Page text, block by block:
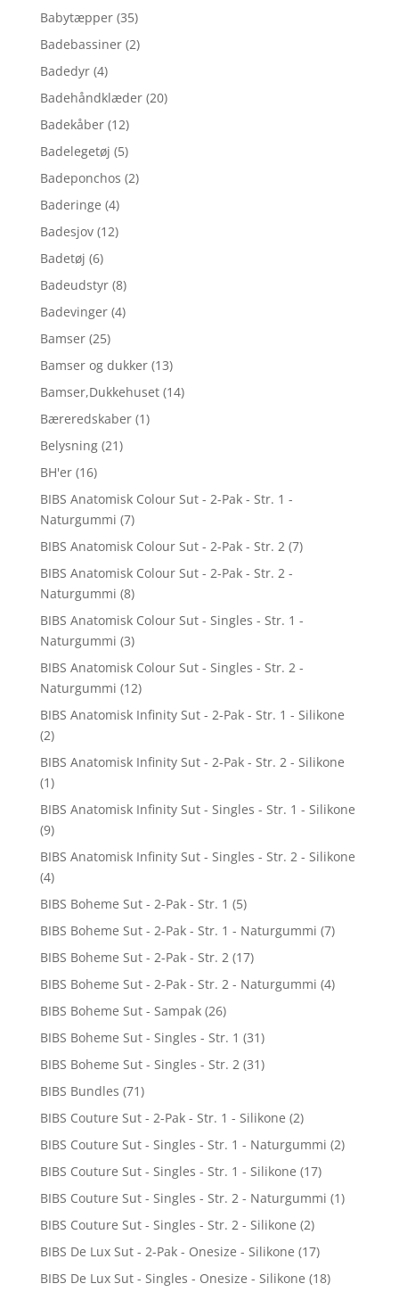
Babytæpper (35)
Badebassiner (2)
Badedyr (4)
Badehåndklæder (20)
Badekåber (12)
Badelegetøj (5)
Badeponchos (2)
Baderinge (4)
Badesjov (12)
Badetøj (6)
Badeudstyr (8)
Badevinger (4)
Bamser (25)
Bamser og dukker (13)
Bamser,Dukkehuset (14)
Bæreredskaber (1)
Belysning (21)
BH'er (16)
BIBS Anatomisk Colour Sut - 2-Pak - Str. 1 -
Naturgummi (7)
BIBS Anatomisk Colour Sut - 2-Pak - Str. 2 (7)
BIBS Anatomisk Colour Sut - 2-Pak - Str. 2 -
Naturgummi (8)
BIBS Anatomisk Colour Sut - Singles - Str. 1 -
Naturgummi (3)
BIBS Anatomisk Colour Sut - Singles - Str. 2 -
Naturgummi (12)
BIBS Anatomisk Infinity Sut - 2-Pak - Str. 1 - Silikone
(2)
BIBS Anatomisk Infinity Sut - 2-Pak - Str. 2 - Silikone
(1)
BIBS Anatomisk Infinity Sut - Singles - Str. 1 - Silikone
(9)
BIBS Anatomisk Infinity Sut - Singles - Str. 2 - Silikone
(4)
BIBS Boheme Sut - 2-Pak - Str. 1 (5)
BIBS Boheme Sut - 2-Pak - Str. 1 - Naturgummi (7)
BIBS Boheme Sut - 2-Pak - Str. 2 (17)
BIBS Boheme Sut - 2-Pak - Str. 2 - Naturgummi (4)
BIBS Boheme Sut - Sampak (26)
BIBS Boheme Sut - Singles - Str. 1 (31)
BIBS Boheme Sut - Singles - Str. 2 (31)
BIBS Bundles (71)
BIBS Couture Sut - 2-Pak - Str. 1 - Silikone (2)
BIBS Couture Sut - Singles - Str. 1 - Naturgummi (2)
BIBS Couture Sut - Singles - Str. 1 - Silikone (17)
BIBS Couture Sut - Singles - Str. 2 - Naturgummi (1)
BIBS Couture Sut - Singles - Str. 2 - Silikone (2)
BIBS De Lux Sut - 2-Pak - Onesize - Silikone (17)
BIBS De Lux Sut - Singles - Onesize - Silikone (18)